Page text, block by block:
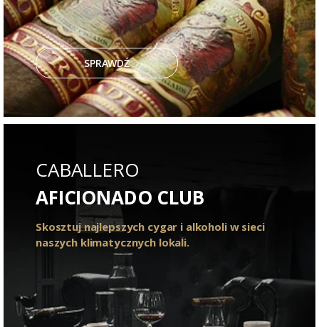
SPRAWDŹ
CABALLERO
AFICIONADO CLUB
Skosztuj najlepszych cygar i alkoholi w sieci
naszych klimatycznych lokali.